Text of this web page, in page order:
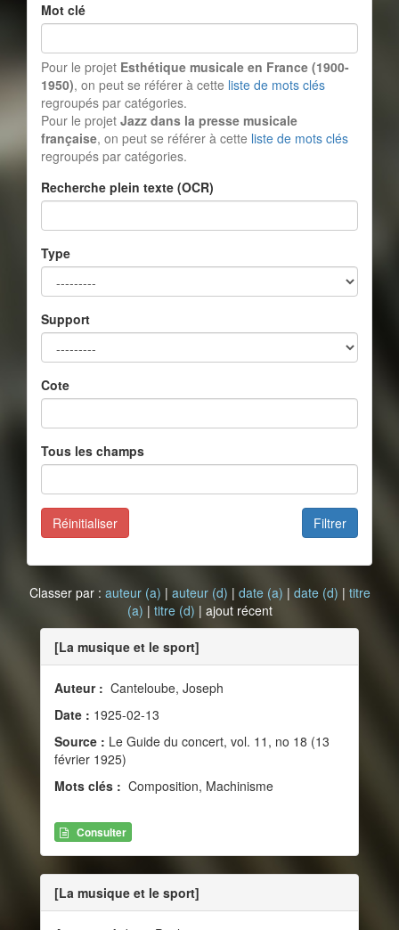
Mot clé
Pour le projet Esthétique musicale en France (1900-
1950), on peut se référer à cette liste de mots clés
regroupés par catégories.
Pour le projet Jazz dans la presse musicale
française, on peut se référer à cette liste de mots clés
regroupés par catégories.
Recherche plein texte (OCR)
Type
Support
Cote
Tous les champs
Filtrer
Réinitialiser
Classer par : auteur (a) | auteur (d) | date (a) | date (d) | titre
(a) | titre (d) | ajout récent
[La musique et le sport]
Auteur : Canteloube, Joseph
Date : 1925-02-13
Source : Le Guide du concert, vol. 11, no 18 (13
février 1925)
Mots clés : Composition, Machinisme
Consulter
[La musique et le sport]